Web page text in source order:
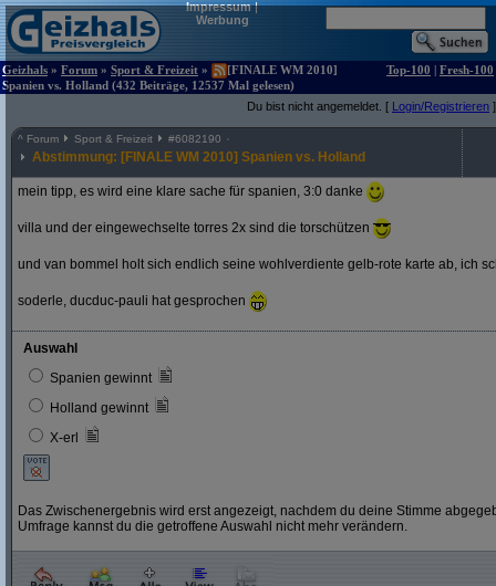
Impressum|
Werbung
Geizhals » Forum » Sport & Freizeit »
[FINALE WM 2010]
Spanien vs. Holland (432 Beiträge, 12537 Mal gelesen)
Top-100 | Fresh-100
Du bist nicht angemeldet. [ Login/Registrieren ]
^ Forum Sport & Freizeit #6082190
Abstimmung: [FINALE WM 2010] Spanien vs. Holland
mein tipp, es wird eine klare sache für spanien, 3:0 danke
villa und der eingewechselte torres 2x sind die torschützen
und van bommel holt sich endlich seine wohlverdiente gelb-rote karte ab, ich
soderle, ducduc-pauli hat gesprochen
Auswahl
Spanien gewinnt
Holland gewinnt
X-erl
Das Zwischenergebnis wird erst angezeigt, nachdem du deine Stimme
Umfrage kannst du die getroffene Auswahl nicht mehr verändern.